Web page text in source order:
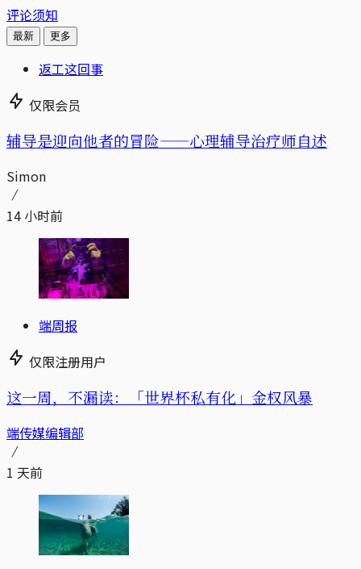
评论须知
最新 更多
返工这回事
仅限会员
辅导是迎向他者的冒险——心理辅导治疗师自述
Simon
14 小时前
端周报
仅限注册用户
这一周，不漏读：「世界杯私有化」金权风暴
端传媒编辑部
1 天前